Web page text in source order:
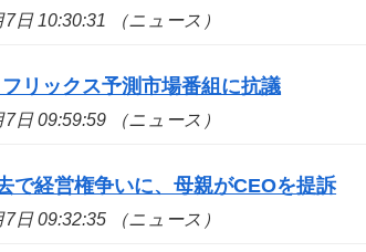
日 10:30:31 （ニュース）
リックス予測市場番組に抗議
日 09:59:59 （ニュース）
で経営権争いに、母親がCEOを提訴
日 09:32:35 （ニュース）